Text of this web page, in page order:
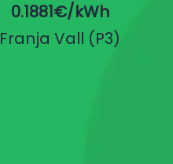
0.1881€/kWh
Franja Vall (P3)